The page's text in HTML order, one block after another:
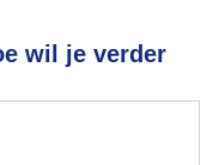
wil je verder
voor het